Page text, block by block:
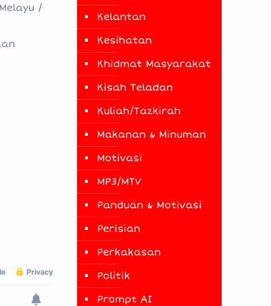
/
Kelantan
Kesihatan
Khidmat Masyarakat
Kisah Teladan
Kuliah/Tazkirah
Makanan & Minuman
Motivasi
MP3/MTV
Panduan & Motivasi
Perisian
Perkakasan
Politik
Prompt AI